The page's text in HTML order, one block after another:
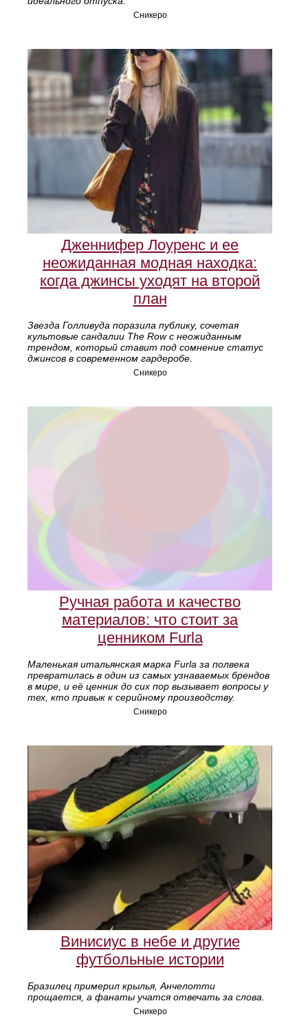
Сникеро
Дженнифер Лоуренс и ее
неожиданная модная находка:
когда джинсы уходят на второй
план
Звезда Голливуда поразила публику, сочетая
культовые сандалии The Row с неожиданным
трендом, который ставит под сомнение статус
джинсов в современном гардеробе.
Сникеро
Ручная работа и качество
материалов: что стоит за
ценником Furla
Маленькая итальянская марка Furla за полвека
превратилась в один из самых узнаваемых брендов
в мире, и её ценник до сих пор вызывает вопросы у
тех, кто привык к серийному производству.
Сникеро
Винисиус в небе и другие
футбольные истории
Бразилец примерил крылья, Анчелотти
прощается, а фанаты учатся отвечать за слова.
Сникеро